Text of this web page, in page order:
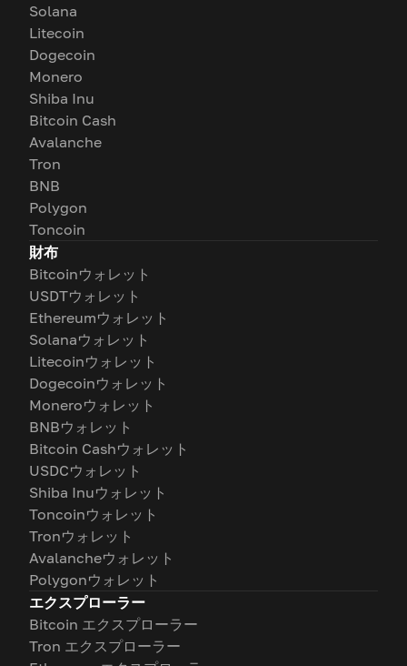
Solana
Litecoin
Dogecoin
Monero
Shiba Inu
Bitcoin Cash
Avalanche
Tron
BNB
Polygon
Toncoin
財布
Bitcoinウォレット
USDTウォレット
Ethereumウォレット
Solanaウォレット
Litecoinウォレット
Dogecoinウォレット
Moneroウォレット
BNBウォレット
Bitcoin Cashウォレット
USDCウォレット
Shiba Inuウォレット
Toncoinウォレット
Tronウォレット
Avalancheウォレット
Polygonウォレット
エクスプローラー
Bitcoin エクスプローラー
Tron エクスプローラー